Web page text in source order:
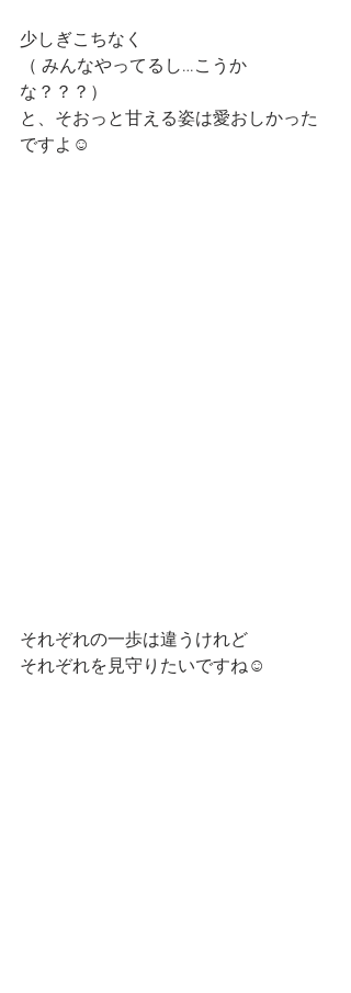
少しぎこちなく
（ みんなやってるし…こうか
な？？？）
と、そおっと甘える姿は愛おしかった
ですよ☺️
それぞれの一歩は違うけれど
それぞれを見守りたいですね☺️